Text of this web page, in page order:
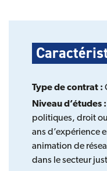
Type de contrat :
Niveau d’études :
politiques, droit
ans d’expérience
animation de
dans le secteur